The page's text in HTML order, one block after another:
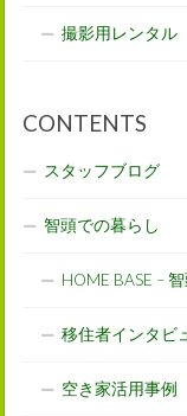
撮影用レンタル
CONTENTS
スタッフブログ
智頭での暮らし
HOME BASE –
移住者インタビ
空き家活用事例